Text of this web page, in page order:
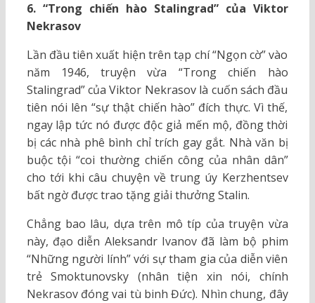
6. “Trong chiến hào Stalingrad” của Viktor
Nekrasov
Lần đầu tiên xuất hiện trên tạp chí “Ngọn cờ” vào
năm 1946, truyện vừa “Trong chiến hào
Stalingrad” của Viktor Nekrasov là cuốn sách đầu
tiên nói lên “sự thật chiến hào” đích thực. Vì thế,
ngay lập tức nó được độc giả mến mộ, đồng thời
bị các nhà phê bình chỉ trích gay gắt. Nhà văn bị
buộc tội “coi thường chiến công của nhân dân”
cho tới khi câu chuyện về trung úy Kerzhentsev
bất ngờ được trao tặng giải thưởng Stalin.
Chẳng bao lâu, dựa trên mô típ của truyện vừa
này, đạo diễn Aleksandr Ivanov đã làm bộ phim
“Những người lính” với sự tham gia của diễn viên
trẻ Smoktunovsky (nhân tiện xin nói, chính
Nekrasov đóng vai tù binh Đức). Nhìn chung, đây